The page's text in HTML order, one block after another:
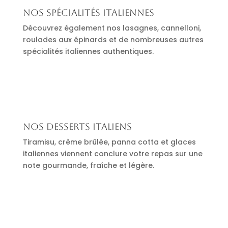
Nos spécialités italiennes
Découvrez également nos lasagnes, cannelloni,
roulades aux épinards et de nombreuses autres
spécialités italiennes authentiques.
Nos desserts italiens
Tiramisu, crème brûlée, panna cotta et glaces
italiennes viennent conclure votre repas sur une
note gourmande, fraîche et légère.